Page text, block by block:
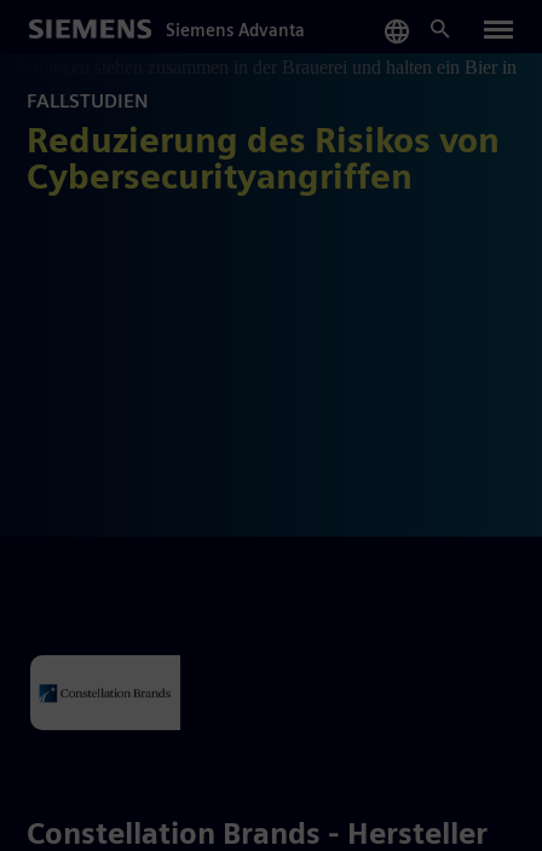
content
Siemens Advanta
FALLSTUDIEN
Reduzierung des Risikos von
Cybersecurityangriffen
Constellation Brands - Hersteller